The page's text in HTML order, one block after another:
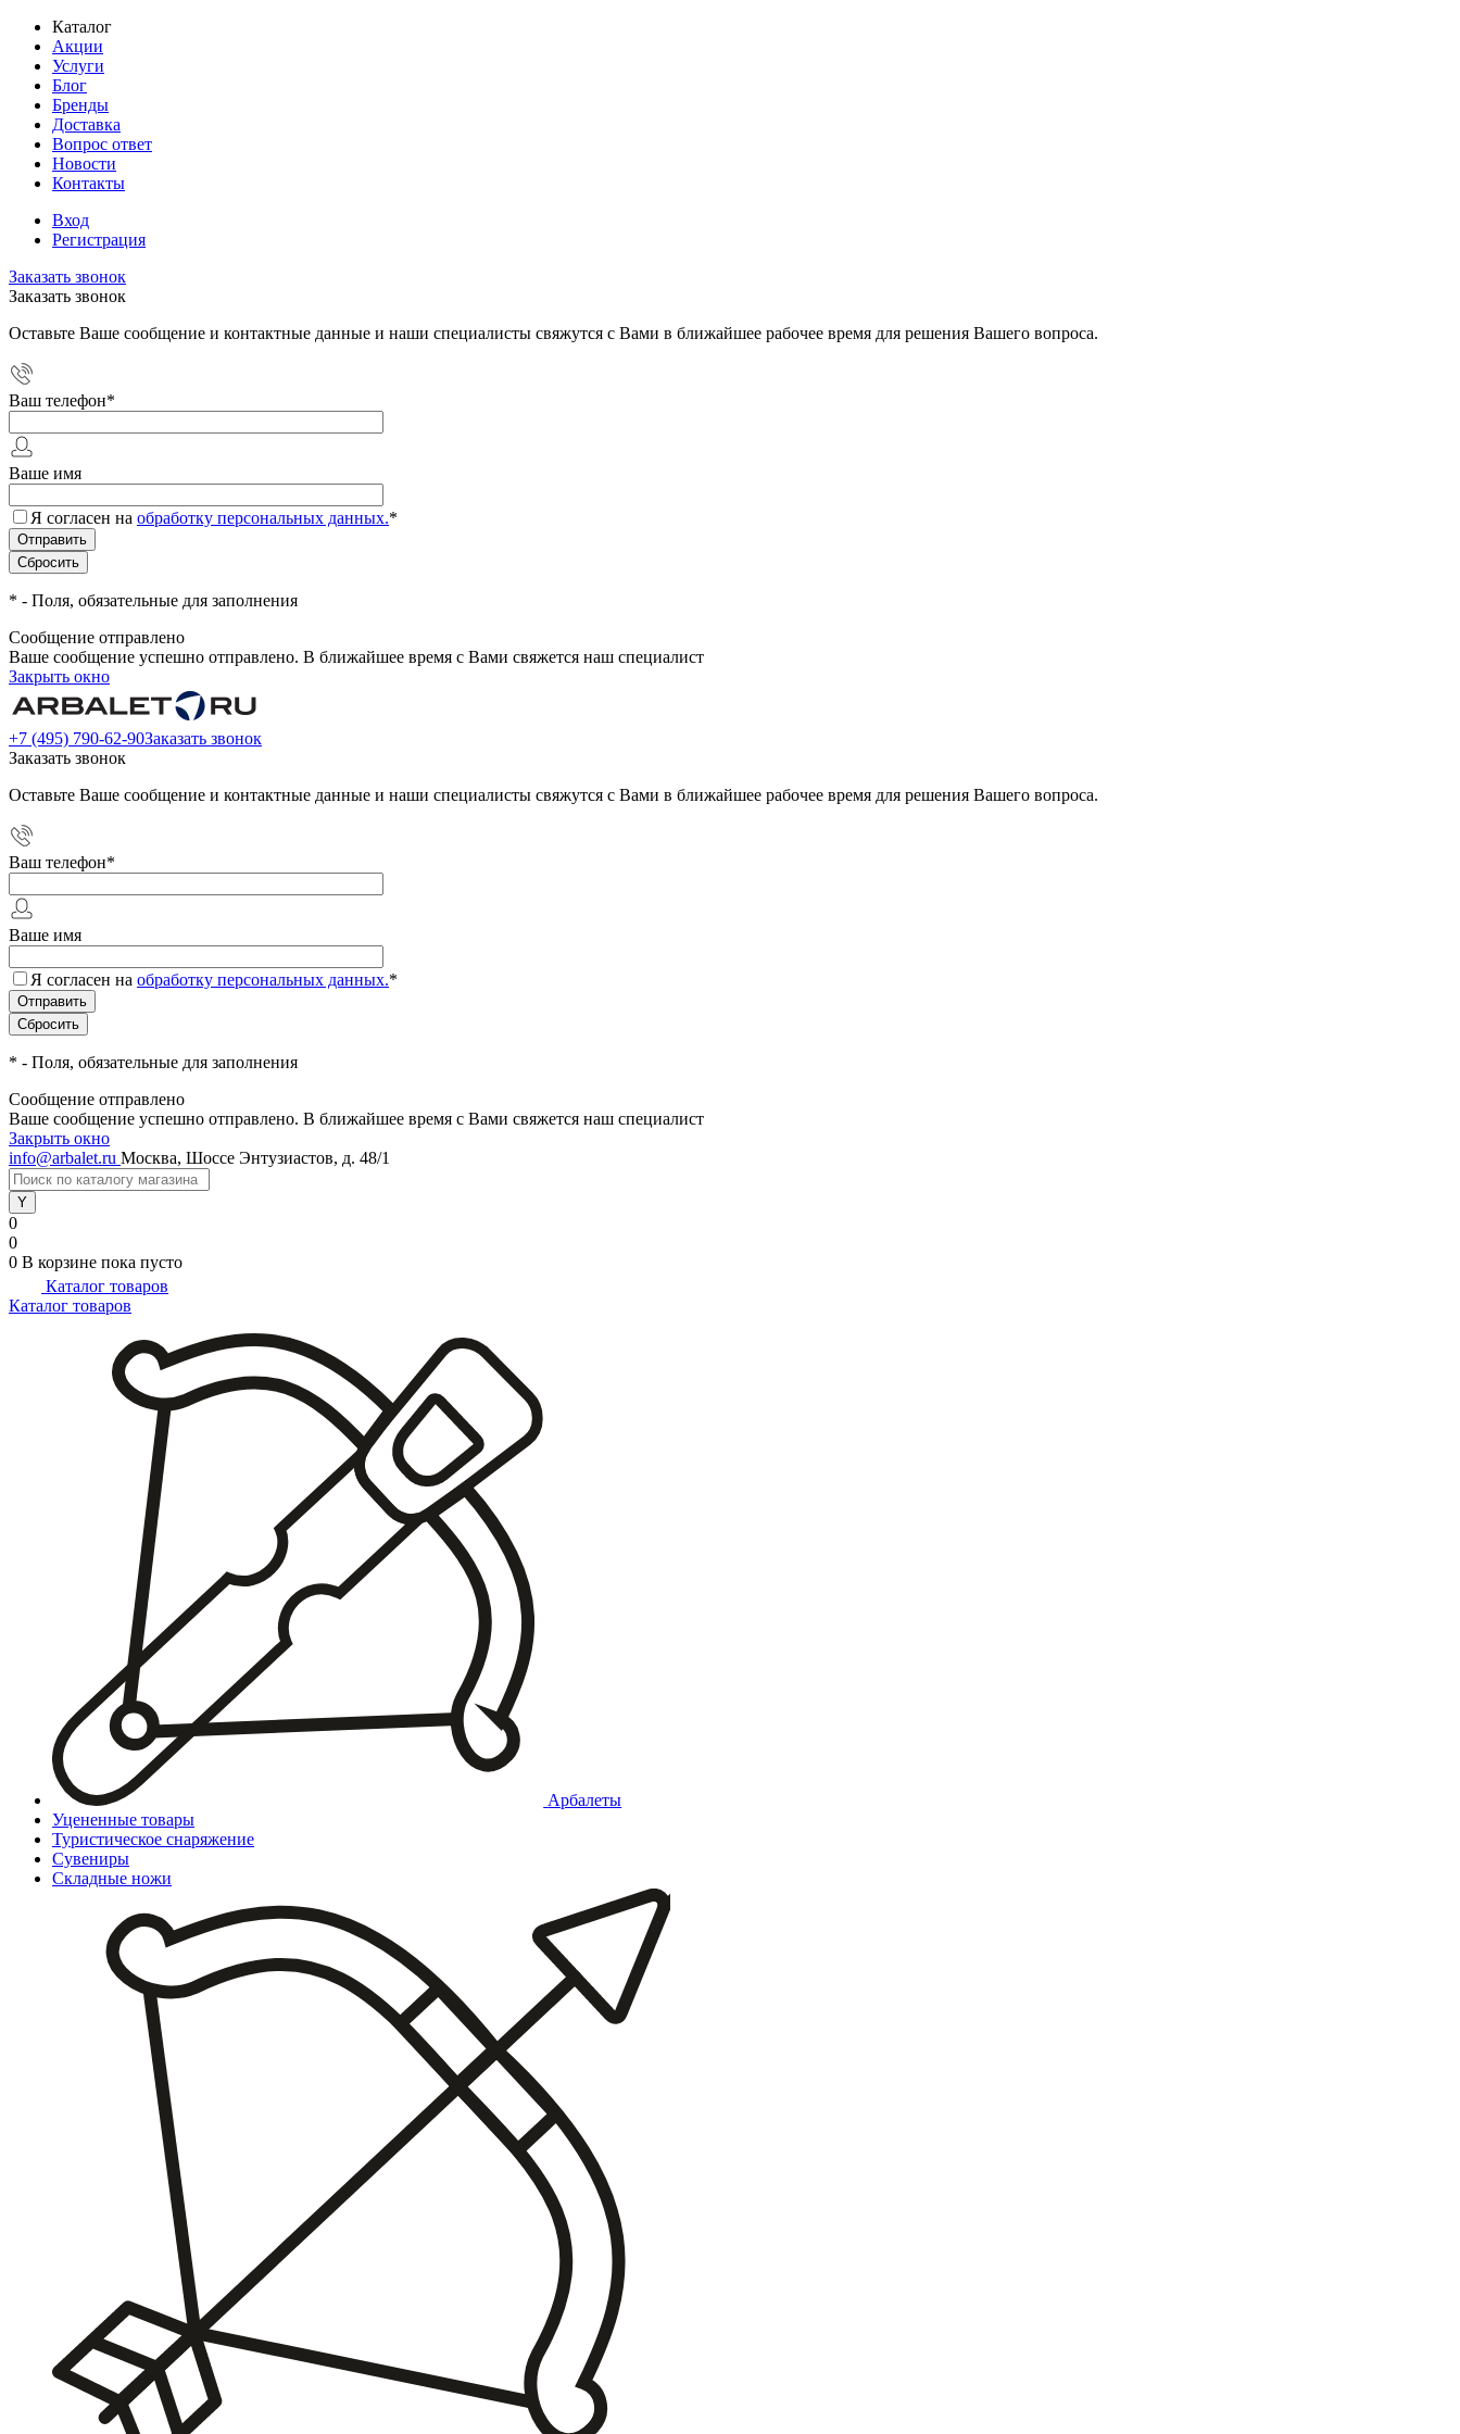
Каталог
Акции
Услуги
Блог
Бренды
Доставка
Вопрос ответ
Новости
Контакты
Вход
Регистрация
Заказать звонок
Заказать звонок
Оставьте Ваше сообщение и контактные данные и наши специалисты свяжутся с Вами в ближайшее рабочее время для решения Вашего вопроса.
Ваш телефон*
Ваше имя
Я согласен на обработку персональных данных.*
* - Поля, обязательные для заполнения
Сообщение отправлено
Ваше сообщение успешно отправлено. В ближайшее время с Вами свяжется наш специалист
Закрыть окно
+7 (495) 790-62-90Заказать звонок
Заказать звонок
Оставьте Ваше сообщение и контактные данные и наши специалисты свяжутся с Вами в ближайшее рабочее время для решения Вашего вопроса.
Ваш телефон*
Ваше имя
Я согласен на обработку персональных данных.*
* - Поля, обязательные для заполнения
Сообщение отправлено
Ваше сообщение успешно отправлено. В ближайшее время с Вами свяжется наш специалист
Закрыть окно
info@arbalet.ru Москва, Шоссе Энтузиастов, д. 48/1
0
0
0 В корзине пока пусто
Каталог товаров
Каталог товаров
Арбалеты
Уцененные товары
Туристическое снаряжение
Сувениры
Складные ножи